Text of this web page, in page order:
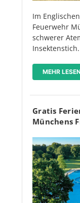
Im
Feuerwehr
schwerer
Insektenstich.
MEHR
Gratis
Münchens